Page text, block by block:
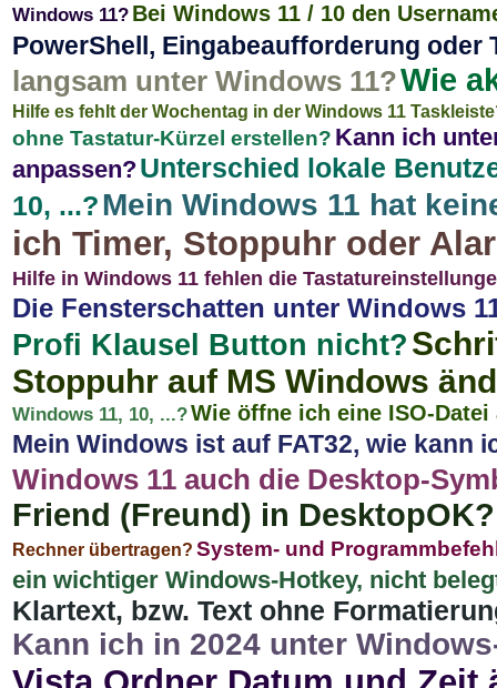
Windows 11? Bei Windows 11 / 10 den
PowerShell, Eingabeaufforderung oder
langsam unter Windows 11?Wie
Hilfe es fehlt der Wochentag in der Windows 11
ohne Tastatur-Kürzel erstellen? Kann ich
anpassen?Unterschied lokale
10, ...?Mein Windows 11 hat
ich Timer, Stoppuhr oder
Hilfe in Windows 11 fehlen die
Die Fensterschatten unter Windows
Profi Klausel Button nicht?
Stoppuhr auf MS Windows
Windows 11, 10, ...?Wie öffne ich eine ISO-
Mein Windows ist auf FAT32, wie kann
Windows 11 auch die Desktop-
Friend (Freund) in DesktopOK?
Rechner übertragen? System- und
ein wichtiger Windows-Hotkey, nicht
Klartext, bzw. Text ohne
Kann ich in 2024 unter